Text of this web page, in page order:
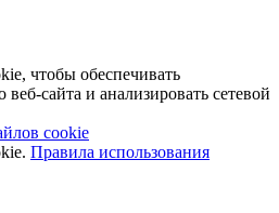
чтобы обеспечивать
сайта и анализировать сетевой
cookie
Правила использования